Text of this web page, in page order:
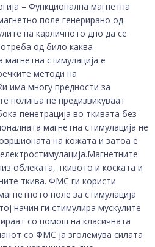
– Функционална магнетна
поле генерирано од
на карличното дно да се
од било каква
стимулација е
методи на
има многу предности за
полиња не предизвикуваат
пенетрација во ткивата без
магнетна стимулација не
на кожата и затоа е
облеката, ткивото и коската и
ткива. ФМС ги користи
поле за стимулација
начин ги стимулира мускулите
со помош на класичната
со ФМС ја зголемува силата